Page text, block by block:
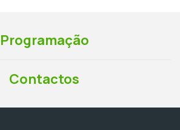
Programação
Contactos